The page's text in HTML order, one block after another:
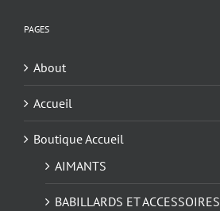
PAGES
About
Accueil
Boutique Accueil
AIMANTS
BABILLARDS ET ACCESSOIRES